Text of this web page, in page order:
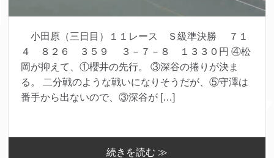
小田原（三日目）１１レース Ｓ級準決勝 ７１
４ ８２６ ３５９ ３－７－８ １３３０円 ④松
岡が抑えて、①櫻井の先行。 ③深谷の捲りが決ま
る。 二分戦のような戦いになりそうだが、⑤守澤は
番手から出ないので、③深谷が […]
続きを読む ≫